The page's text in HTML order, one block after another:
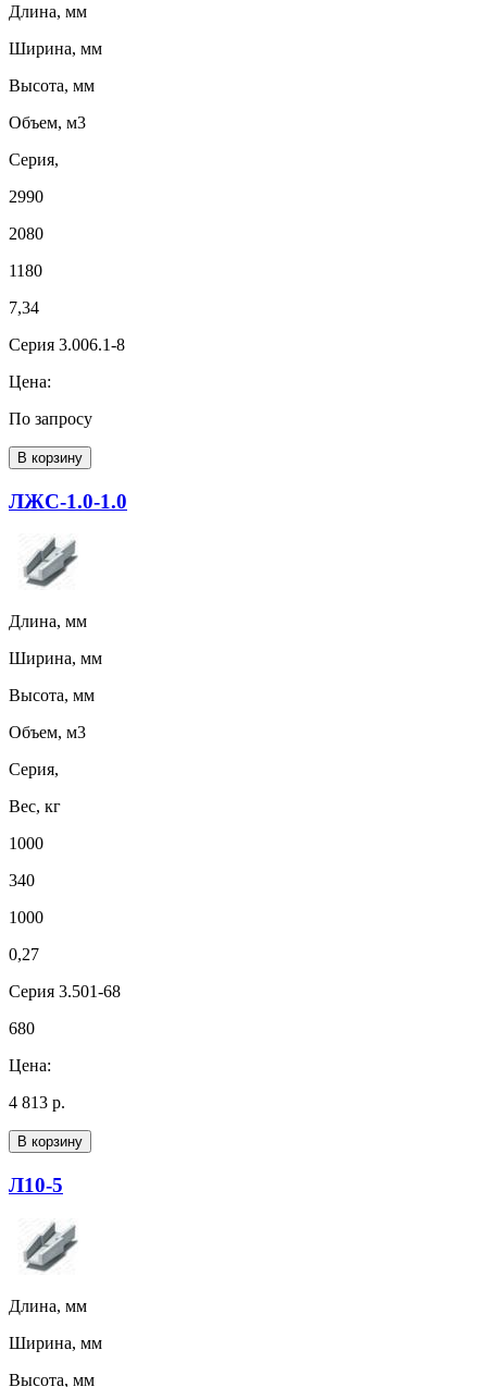
Длина, мм
Ширина, мм
Высота, мм
Объем, м3
Серия,
2990
2080
1180
7,34
Серия 3.006.1-8
Цена:
По запросу
В корзину
ЛЖС-1.0-1.0
Длина, мм
Ширина, мм
Высота, мм
Объем, м3
Серия,
Вес, кг
1000
340
1000
0,27
Серия 3.501-68
680
Цена:
4 813 р.
В корзину
Л10-5
Длина, мм
Ширина, мм
Высота, мм